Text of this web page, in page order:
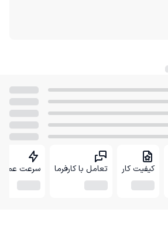
کیفیت کار تعامل با کارفرما سرعت عمل